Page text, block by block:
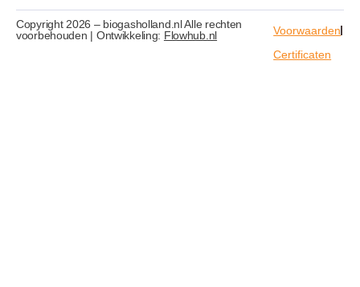
Copyright 2026 – biogasholland.nl Alle rechten
voorbehouden | Ontwikkeling: Flowhub.nl
Voorwaarden
Certificaten